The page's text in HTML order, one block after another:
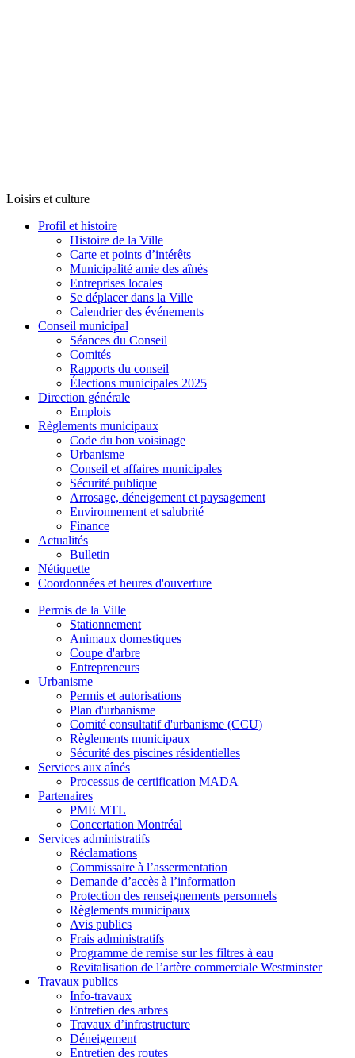
Loisirs et culture
Profil et histoire
Histoire de la Ville
Carte et points d’intérêts
Municipalité amie des aînés
Entreprises locales
Se déplacer dans la Ville
Calendrier des événements
Conseil municipal
Séances du Conseil
Comités
Rapports du conseil
Élections municipales 2025
Direction générale
Emplois
Règlements municipaux
Code du bon voisinage
Urbanisme
Conseil et affaires municipales
Sécurité publique
Arrosage, déneigement et paysagement
Environnement et salubrité
Finance
Actualités
Bulletin
Nétiquette
Coordonnées et heures d'ouverture
Permis de la Ville
Stationnement
Animaux domestiques
Coupe d'arbre
Entrepreneurs
Urbanisme
Permis et autorisations
Plan d'urbanisme
Comité consultatif d'urbanisme (CCU)
Règlements municipaux
Sécurité des piscines résidentielles
Services aux aînés
Processus de certification MADA
Partenaires
PME MTL
Concertation Montréal
Services administratifs
Réclamations
Commissaire à l’assermentation
Demande d’accès à l’information
Protection des renseignements personnels
Règlements municipaux
Avis publics
Frais administratifs
Programme de remise sur les filtres à eau
Revitalisation de l’artère commerciale Westminster
Travaux publics
Info-travaux
Entretien des arbres
Travaux d’infrastructure
Déneigement
Entretien des routes